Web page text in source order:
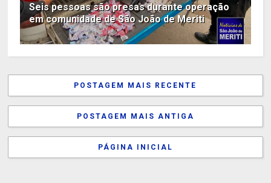
Seis pessoas são presas durante operação
em comunidade de São João de Meriti
POSTAGEM MAIS RECENTE
POSTAGEM MAIS ANTIGA
PÁGINA INICIAL